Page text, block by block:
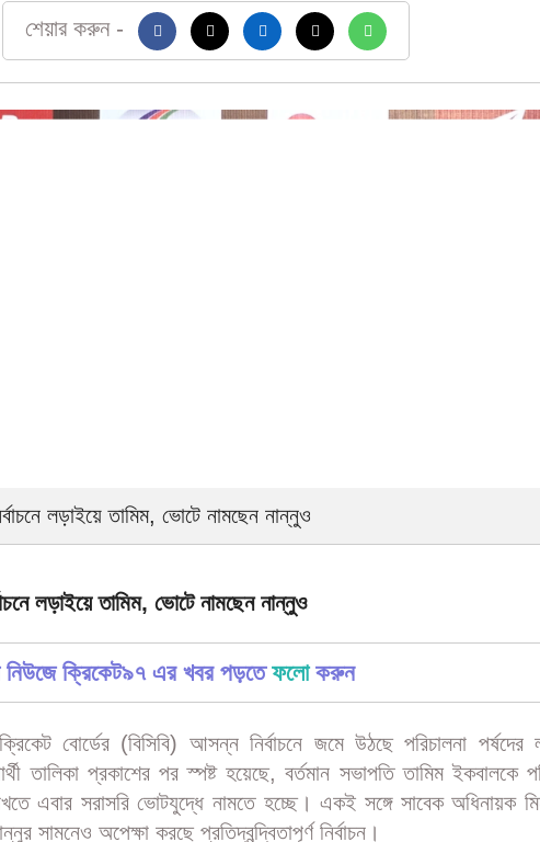
শেয়ার করুন -
লড়াইয়ে তামিম, ভোটে নামছেন নান্নুও
লড়াইয়ে তামিম, ভোটে নামছেন নান্নুও
ক্রিকেট৯৭ এর খবর পড়তেফলোকরুন
বোর্ডের (বিসিবি) আসন্ন নির্বাচনে জমে উঠছে পরিচালনা পর্ষদের
তালিকা প্রকাশের পর স্পষ্ট হয়েছে, বর্তমান সভাপতি তামিম ইকবালকে
এবার সরাসরি ভোটযুদ্ধে নামতে হচ্ছে। একই সঙ্গে সাবেক অধিনায়ক
সামনেও অপেক্ষা করছে প্রতিদ্বন্দ্বিতাপূর্ণ নির্বাচন।